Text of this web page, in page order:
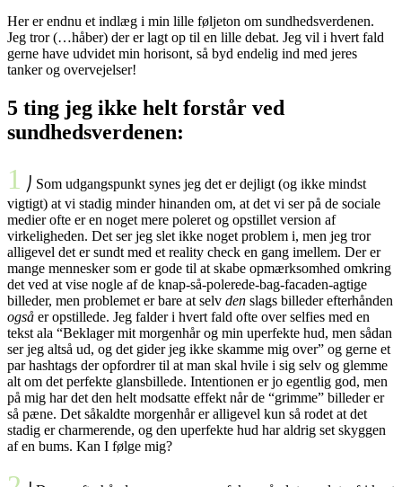
Her er endnu et indlæg i min lille føljeton om sundhedsverdenen.
Jeg tror (…håber) der er lagt op til en lille debat. Jeg vil i hvert fald
gerne have udvidet min horisont, så byd endelig ind med jeres
tanker og overvejelser!
5 ting jeg ikke helt forstår ved
sundhedsverdenen:
1 ⎠ Som udgangspunkt synes jeg det er dejligt (og ikke mindst
vigtigt) at vi stadig minder hinanden om, at det vi ser på de sociale
medier ofte er en noget mere poleret og opstillet version af
virkeligheden. Det ser jeg slet ikke noget problem i, men jeg tror
alligevel det er sundt med et reality check en gang imellem. Der er
mange mennesker som er gode til at skabe opmærksomhed omkring
det ved at vise nogle af de knap-så-polerede-bag-facaden-agtige
billeder, men problemet er bare at selv den slags billeder efterhånden
også er opstillede. Jeg falder i hvert fald ofte over selfies med en
tekst ala “Beklager mit morgenhår og min uperfekte hud, men sådan
ser jeg altså ud, og det gider jeg ikke skamme mig over” og gerne et
par hashtags der opfordrer til at man skal hvile i sig selv og glemme
alt om det perfekte glansbillede. Intentionen er jo egentlig god, men
på mig har det den helt modsatte effekt når de “grimme” billeder er
så pæne. Det såkaldte morgenhår er alligevel kun så rodet at det
stadig er charmerende, og den uperfekte hud har aldrig set skyggen
af en bums. Kan I følge mig?